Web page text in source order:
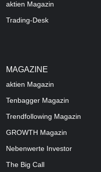
aktien Magazin
Trading-Desk
MAGAZINE
aktien Magazin
Tenbagger Magazin
Trendfollowing Magazin
GROWTH Magazin
Nebenwerte Investor
The Big Call